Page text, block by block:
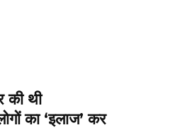
की थी
का ‘इलाज’ कर